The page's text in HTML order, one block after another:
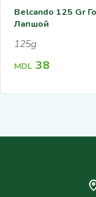
Belcando 125 Gr
Лапшой
125g
MDL 38